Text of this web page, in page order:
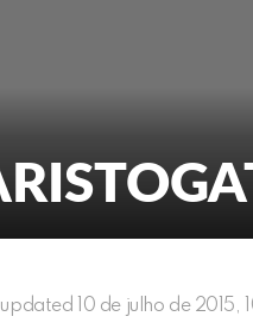
updated 10 de julho de 2015,